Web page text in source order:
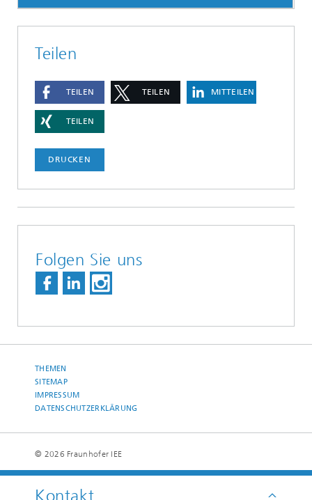
Kontakt
Teilen
TEILEN TEILEN MITTEILEN
TEILEN
DRUCKEN
Folgen Sie uns
THEMEN
SITEMAP
IMPRESSUM
DATENSCHUTZERKLÄRUNG
© 2026 Fraunhofer IEE